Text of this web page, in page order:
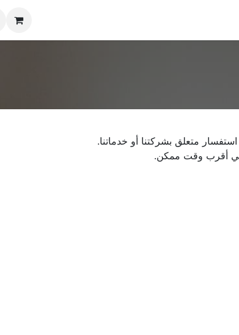
متعلق بشركتنا أو خدماتنا.
أقرب وقت ممكن.